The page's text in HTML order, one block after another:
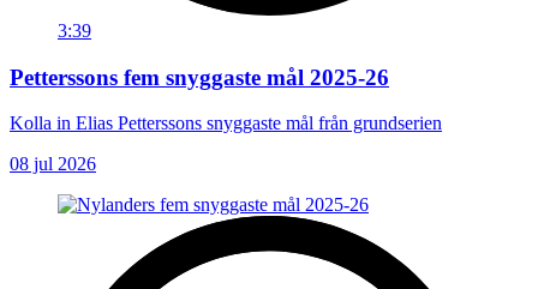
3:39
Petterssons fem snyggaste mål 2025-26
Kolla in Elias Petterssons snyggaste mål från grundserien
08 jul 2026